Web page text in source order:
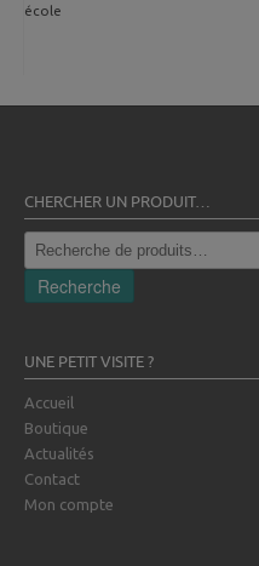
école
CHERCHER UN PRODUIT…
Recherche
pour :
Recherche
UNE PETIT VISITE ?
Accueil
Boutique
Actualités
Contact
Mon compte